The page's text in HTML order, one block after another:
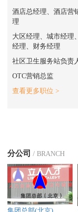
酒店总经理、酒店营
理
大区经理、城市经理
经理、财务经理
社区卫生服务站负责
OTC营销总监
查看更多职位 >
分公司 / BRANCH